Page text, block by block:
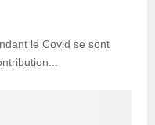
le Covid se sont